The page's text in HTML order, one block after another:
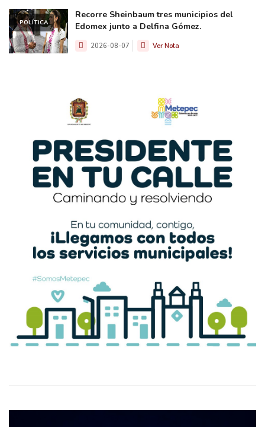
POLÍTICA
Recorre Sheinbaum tres municipios del
Edomex junto a Delfina Gómez.
2026-08-07 Ver Nota